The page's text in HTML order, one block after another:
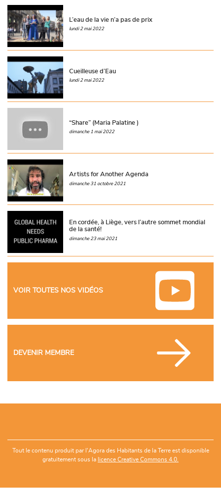
L’eau de la vie n’a pas de prix
lundi 2 mai 2022
Cueilleuse d’Eau
lundi 2 mai 2022
“Share” (Maria Palatine )
dimanche 1 mai 2022
Artists for Another Agenda
dimanche 31 octobre 2021
En cordée, à Liège, vers l’autre sommet mondial
de la santé!
dimanche 23 mai 2021
VOIR TOUTES NOS VIDÉOS
DEVENIR MEMBRE
Tout le contenu produit par l'Agora des Habitants de la Terre est disponible
gratuitement sous la licence Creative Commons 4.0.